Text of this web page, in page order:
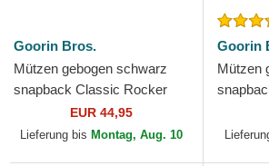
Goorin Bros.
Mützen gebogen schwarz
snapback Classic Rocker
Freedom The Farm Goorin
Bros.
EUR 44,95
Lieferung bis Montag, Aug. 10
Goorin
Mützen
Farm